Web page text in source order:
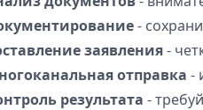
-
заявления-
отправка -
результата -